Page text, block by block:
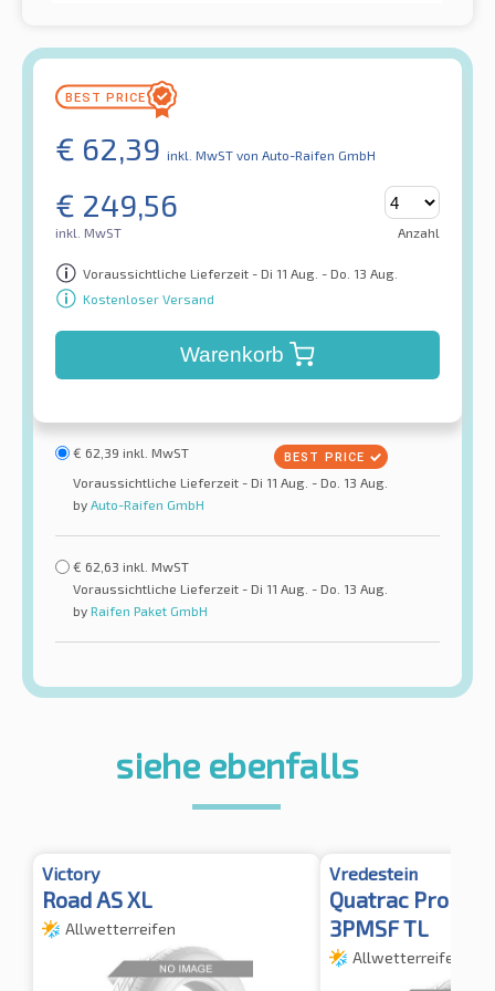
€ 62,39 inkl. MwST von Auto-Raifen GmbH
€ 249,56
inkl. MwST Anzahl
Voraussichtliche Lieferzeit - Di 11 Aug. - Do. 13 Aug.
Kostenloser Versand
Warenkorb
€ 62,39 inkl. MwST
Voraussichtliche Lieferzeit - Di 11 Aug. - Do. 13 Aug.
by Auto-Raifen GmbH
€ 62,63 inkl. MwST
Voraussichtliche Lieferzeit - Di 11 Aug. - Do. 13 Aug.
by Raifen Paket GmbH
siehe ebenfalls
Victory
Road AS XL
Allwetterreifen
Vredestein
Quatrac Pro 2
3PMSF TL
Allwetterreifen